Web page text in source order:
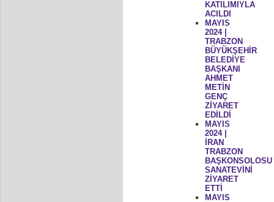
KATILIMIYLA
ACILDI
MAYIS
2024 |
TRABZON
BÜYÜKŞEHİR
BELEDİYE
BAŞKANI
AHMET
METİN
GENÇ
ZİYARET
EDİLDİ
MAYIS
2024 |
İRAN
TRABZON
BAŞKONSOLOSU
SANATEVİNİ
ZİYARET
ETTİ
MAYIS